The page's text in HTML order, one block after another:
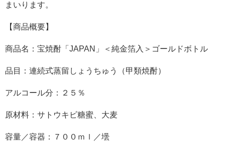
まいります。
【商品概要】
商品名：宝焼酎「JAPAN」＜純金箔入＞ゴールドボトル
品目：連続式蒸留しょうちゅう（甲類焼酎）
アルコール分：２５％
原材料：サトウキビ糖蜜、大麦
容量／容器：７００ｍｌ／壜